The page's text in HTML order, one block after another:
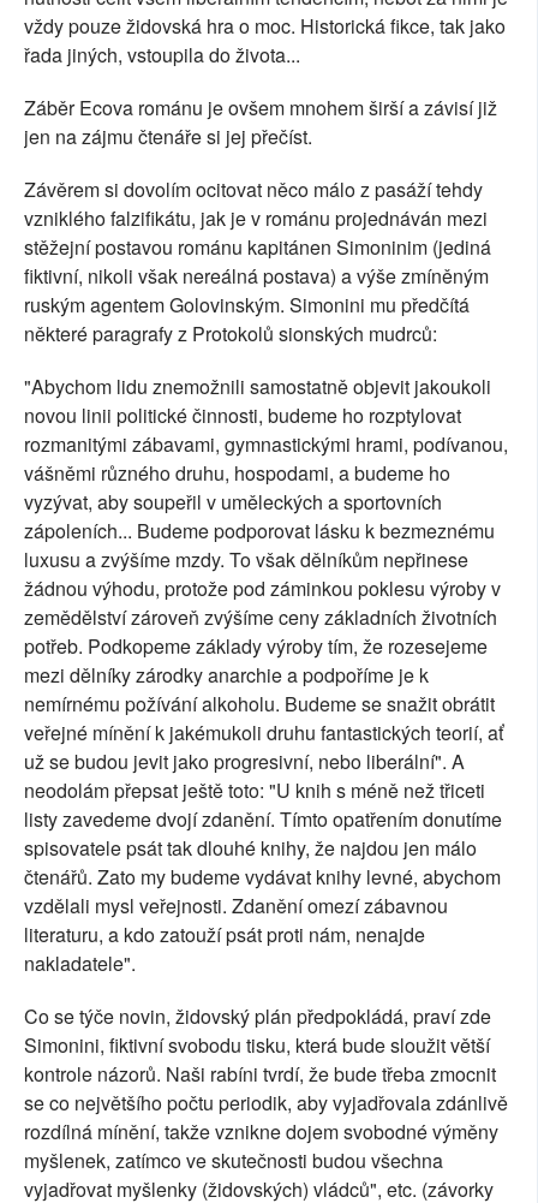
vždy pouze židovská hra o moc. Historická fikce, tak jako
řada jiných, vstoupila do života...
Záběr Ecova románu je ovšem mnohem širší a závisí již
jen na zájmu čtenáře si jej přečíst.
Závěrem si dovolím ocitovat něco málo z pasáží tehdy
vzniklého falzifikátu, jak je v románu projednáván mezi
stěžejní postavou románu kapitánen Simoninim (jediná
fiktivní, nikoli však nereálná postava) a výše zmíněným
ruským agentem Golovinským. Simonini mu předčítá
některé paragrafy z Protokolů sionských mudrců:
"Abychom lidu znemožnili samostatně objevit jakoukoli
novou linii politické činnosti, budeme ho rozptylovat
rozmanitými zábavami, gymnastickými hrami, podívanou,
vášněmi různého druhu, hospodami, a budeme ho
vyzývat, aby soupeřil v uměleckých a sportovních
zápoleních... Budeme podporovat lásku k bezmeznému
luxusu a zvýšíme mzdy. To však dělníkům nepřinese
žádnou výhodu, protože pod záminkou poklesu výroby v
zemědělství zároveň zvýšíme ceny základních životních
potřeb. Podkopeme základy výroby tím, že rozesejeme
mezi dělníky zárodky anarchie a podpoříme je k
nemírnému požívání alkoholu. Budeme se snažit obrátit
veřejné mínění k jakémukoli druhu fantastických teorií, ať
už se budou jevit jako progresivní, nebo liberální". A
neodolám přepsat ještě toto: "U knih s méně než třiceti
listy zavedeme dvojí zdanění. Tímto opatřením donutíme
spisovatele psát tak dlouhé knihy, že najdou jen málo
čtenářů. Zato my budeme vydávat knihy levné, abychom
vzdělali mysl veřejnosti. Zdanění omezí zábavnou
literaturu, a kdo zatouží psát proti nám, nenajde
nakladatele".
Co se týče novin, židovský plán předpokládá, praví zde
Simonini, fiktivní svobodu tisku, která bude sloužit větší
kontrole názorů. Naši rabíni tvrdí, že bude třeba zmocnit
se co největšího počtu periodik, aby vyjadřovala zdánlivě
rozdílná mínění, takže vznikne dojem svobodné výměny
myšlenek, zatímco ve skutečnosti budou všechna
vyjadřovat myšlenky (židovských) vládců", etc. (závorky